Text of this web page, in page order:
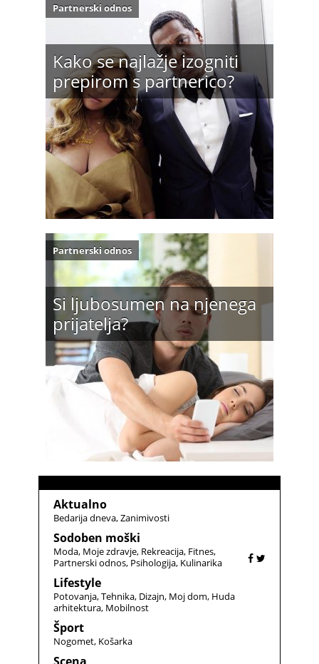
Kako se najlažje izogniti
prepirom s partnerico?
Partnerski odnos
Si ljubosumen na njenega
prijatelja?
Partnerski odnos
Aktualno
Bedarija dneva Zanimivosti
Sodoben moški
Moda Moje zdravje Rekreacija Fitnes
Partnerski odnos Psihologija Kulinarika
Lifestyle
Potovanja Tehnika Dizajn Moj dom Huda
arhitektura Mobilnost
Šport
Nogomet Košarka
Scena